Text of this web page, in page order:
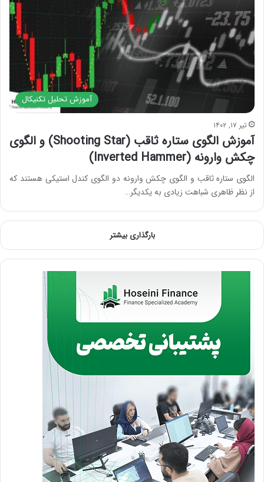
آموزش تحلیل تکنیکال
تیر ۱۷, ۱۴۰۲
آموزش الگوی ستاره ثاقب (Shooting Star) و الگوی
چکش وارونه (Inverted Hammer)
الگوی ستاره ثاقب و الگوی چکش وارونه دو الگوی کندل استیکی هستند که
از نظر ظاهری شباهت زیادی به یکدیگر…
بارگذاری بیشتر